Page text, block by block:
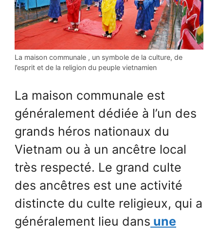
La maison communale , un symbole de la culture, de
l’esprit et de la religion du peuple vietnamien
La maison communale est
généralement dédiée à l’un des
grands héros nationaux du
Vietnam ou à un ancêtre local
très respecté. Le grand culte
des ancêtres est une activité
distincte du culte religieux, qui a
généralement lieu dans une